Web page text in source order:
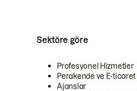
Sektöre göre
Profesyonel Hizmetler
Perakende ve E-ticaret
Ajanslar